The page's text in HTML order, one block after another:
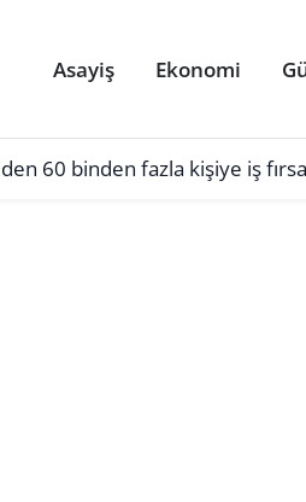
Asayiş Ekonomi
60 binden fazla kişiye iş